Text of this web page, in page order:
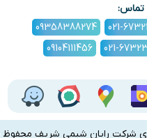
تماس:
021-
09358388274
021-
09104111456
شرکت رایان شیمی شریف محفوظ